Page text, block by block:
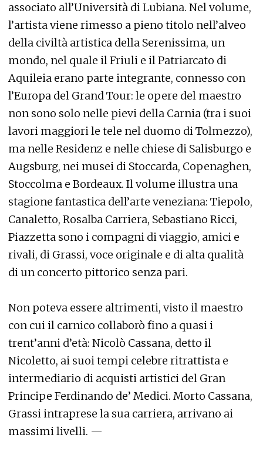
associato all’Università di Lubiana. Nel volume,
l’artista viene rimesso a pieno titolo nell’alveo
della civiltà artistica della Serenissima, un
mondo, nel quale il Friuli e il Patriarcato di
Aquileia erano parte integrante, connesso con
l’Europa del Grand Tour: le opere del maestro
non sono solo nelle pievi della Carnia (tra i suoi
lavori maggiori le tele nel duomo di Tolmezzo),
ma nelle Residenz e nelle chiese di Salisburgo e
Augsburg, nei musei di Stoccarda, Copenaghen,
Stoccolma e Bordeaux. Il volume illustra una
stagione fantastica dell’arte veneziana: Tiepolo,
Canaletto, Rosalba Carriera, Sebastiano Ricci,
Piazzetta sono i compagni di viaggio, amici e
rivali, di Grassi, voce originale e di alta qualità
di un concerto pittorico senza pari.
Non poteva essere altrimenti, visto il maestro
con cui il carnico collaborò fino a quasi i
trent’anni d’età: Nicolò Cassana, detto il
Nicoletto, ai suoi tempi celebre ritrattista e
intermediario di acquisti artistici del Gran
Principe Ferdinando de’ Medici. Morto Cassana,
Grassi intraprese la sua carriera, arrivano ai
massimi livelli. —